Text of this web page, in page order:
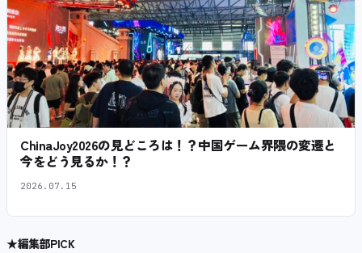
ChinaJoy2026の見どころは！？中国ゲーム界隈の変遷と
今をどう見るか！？
2026.07.15
★編集部PICK